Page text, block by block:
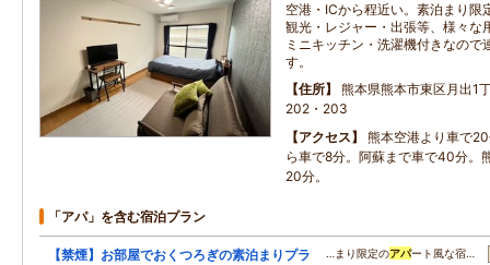
空港・ICから程近い。素泊まり限
観光・レジャー・出張等、様々な
ミニキッチン・洗濯機付きなので
す。
住所
熊本県熊本市東区月出1
202・203
アクセス
熊本空港より車で
ら車で8分。阿蘇まで車で40分。
20分。
「アパ」を含む宿泊プラン
【禁煙】お部屋でおくつろぎの素泊まりプラ
…まり限定のアパート風な宿…